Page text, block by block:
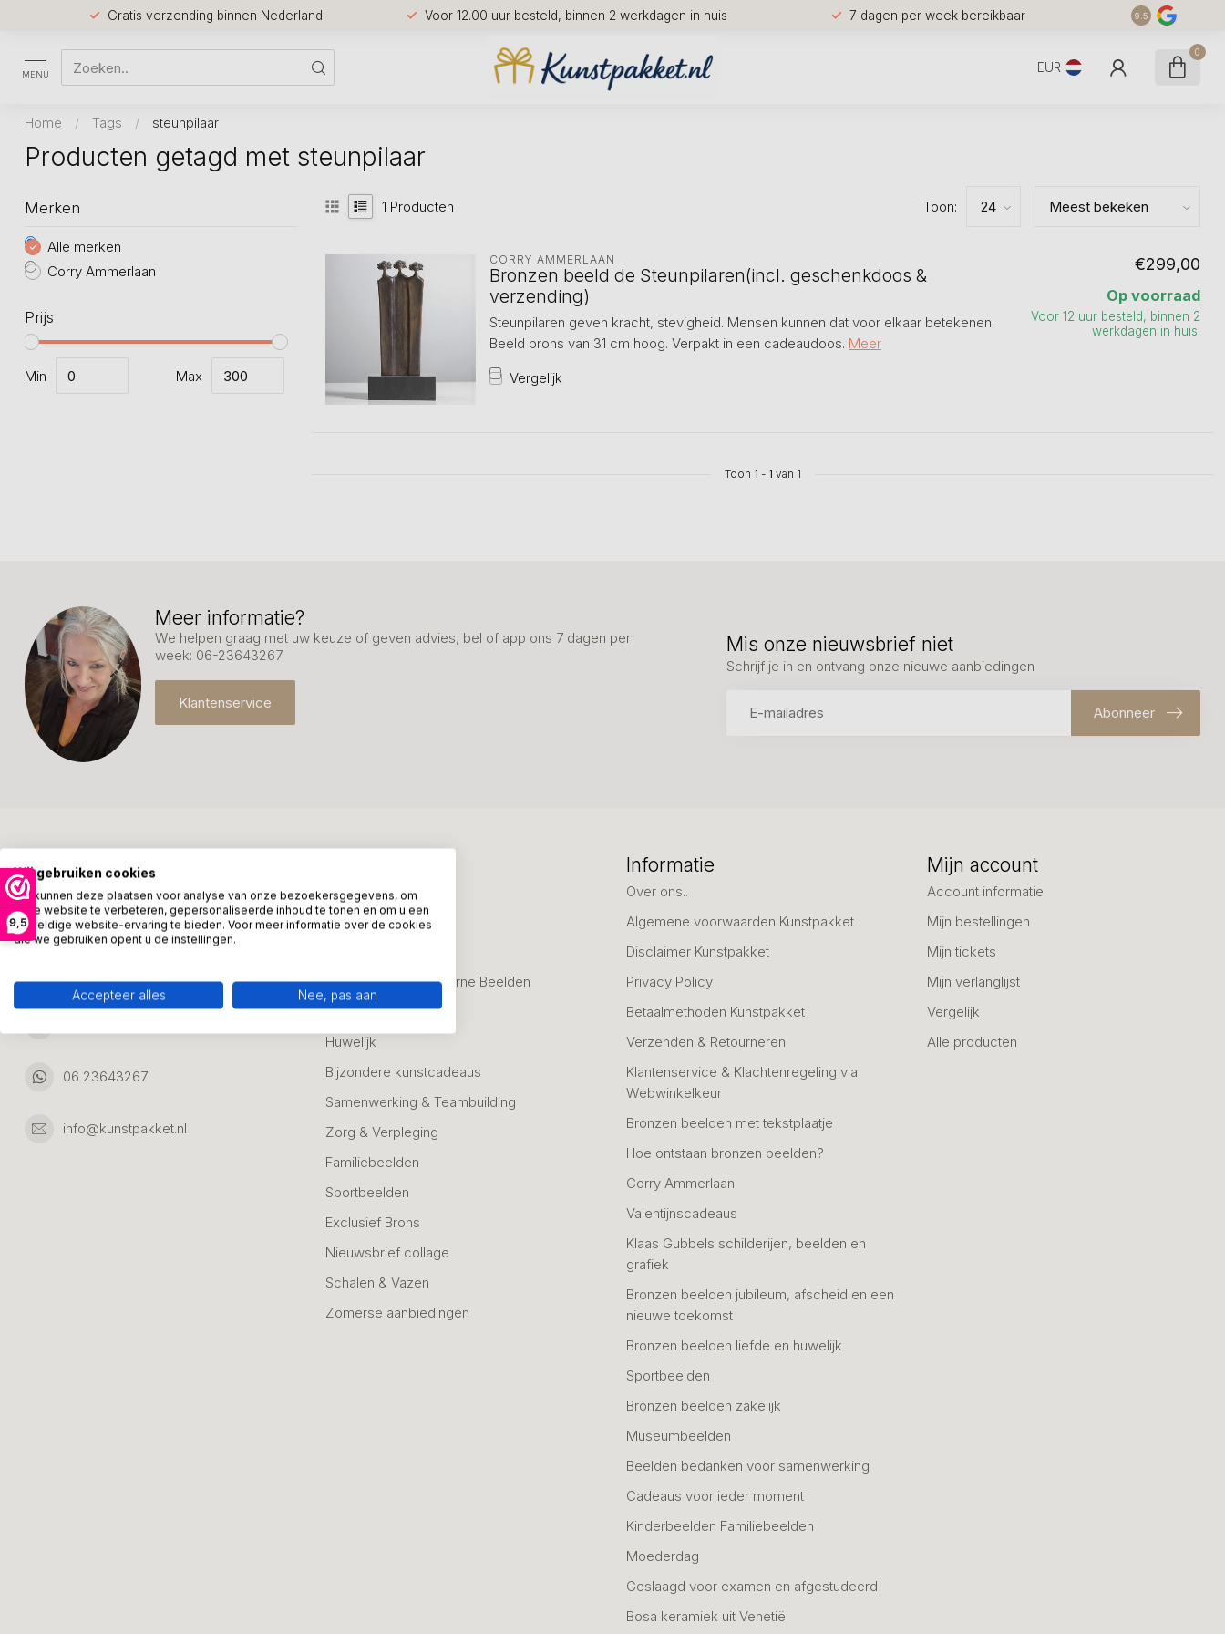
9,5
Gratis verzending binnen Nederland Voor 12.00 uur besteld, binnen 2 werkdagen in huis 7 dagen per week bereikbaar 9.5
MENU EUR
0
Home / Tags / steunpilaar
Producten getagd met steunpilaar
Merken
Alle merken
Corry Ammerlaan
Prijs
Min Max
1 Producten Toon:
CORRY AMMERLAAN
Bronzen beeld de Steunpilaren(incl. geschenkdoos &
verzending)
Steunpilaren geven kracht, stevigheid. Mensen kunnen dat voor elkaar betekenen.
Beeld brons van 31 cm hoog. Verpakt in een cadeaudoos. Meer
Vergelijk
€299,00
Op voorraad
Voor 12 uur besteld, binnen 2
werkdagen in huis.
Toon 1 - 1 van 1
Meer informatie?
We helpen graag met uw keuze of geven advies, bel of app ons 7 dagen per
week: 06-23643267
Klantenservice
Mis onze nieuwsbrief niet
Schrijf je in en ontvang onze nieuwe aanbiedingen
Abonneer
Kunstpakket Nederland
Adresgegevens:
Ambachtsweg 46
06 23643267
info@kunstpakket.nl
Zakelijke Cadeaus
Bedanken
Alle Bronzen & Moderne Beelden
Geslaagd
Huwelijk
Bijzondere kunstcadeaus
Samenwerking & Teambuilding
Zorg & Verpleging
Familiebeelden
Sportbeelden
Exclusief Brons
Nieuwsbrief collage
Schalen & Vazen
Zomerse aanbiedingen
Informatie
Over ons..
Algemene voorwaarden Kunstpakket
Disclaimer Kunstpakket
Privacy Policy
Betaalmethoden Kunstpakket
Verzenden & Retourneren
Klantenservice & Klachtenregeling via
Webwinkelkeur
Bronzen beelden met tekstplaatje
Hoe ontstaan bronzen beelden?
Corry Ammerlaan
Valentijnscadeaus
Klaas Gubbels schilderijen, beelden en
grafiek
Bronzen beelden jubileum, afscheid en een
nieuwe toekomst
Bronzen beelden liefde en huwelijk
Sportbeelden
Bronzen beelden zakelijk
Museumbeelden
Beelden bedanken voor samenwerking
Cadeaus voor ieder moment
Kinderbeelden Familiebeelden
Moederdag
Geslaagd voor examen en afgestudeerd
Bosa keramiek uit Venetië
Mijn account
Account informatie
Mijn bestellingen
Mijn tickets
Mijn verlanglijst
Vergelijk
Alle producten
Wij gebruiken cookies
We kunnen deze plaatsen voor analyse van onze bezoekersgegevens, om
onze website te verbeteren, gepersonaliseerde inhoud te tonen en om u een
geweldige website-ervaring te bieden. Voor meer informatie over de cookies
die we gebruiken opent u de instellingen.
Accepteer alles Nee, pas aan